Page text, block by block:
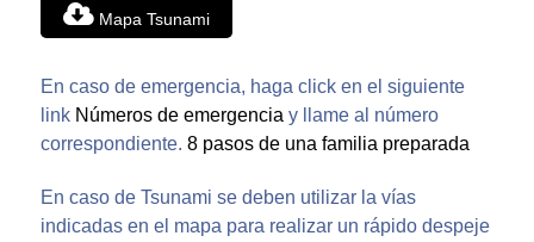
Mapa Tsunami
En caso de emergencia, haga click en el siguiente
link Números de emergencia y llame al número
correspondiente. 8 pasos de una familia preparada
En caso de Tsunami se deben utilizar la vías
indicadas en el mapa para realizar un rápido despeje